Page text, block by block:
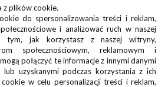
by otrzymywać informacje o
z plików cookie.
do spersonalizowania treści i reklam,
i analizować ruch w naszej
tym, jak korzystasz z naszej witryny,
społecznościowym, reklamowym i
połączyć te informacje z innymi danymi
uzyskanymi podczas korzystania z ich
w celu personalizacji treści i reklam,